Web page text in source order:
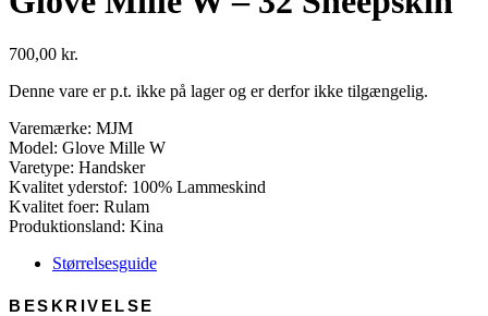
700,00 kr.
Denne vare er p.t. ikke på lager og er derfor ikke tilgængelig.
Varemærke: MJM
Model: Glove Mille W
Varetype: Handsker
Kvalitet yderstof: 100% Lammeskind
Kvalitet foer: Rulam
Produktionsland: Kina
Størrelsesguide
BESKRIVELSE